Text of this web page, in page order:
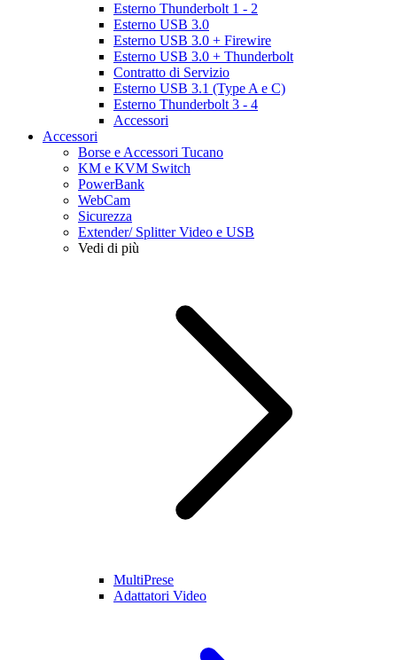
Esterno Thunderbolt 1 - 2
Esterno USB 3.0
Esterno USB 3.0 + Firewire
Esterno USB 3.0 + Thunderbolt
Contratto di Servizio
Esterno USB 3.1 (Type A e C)
Esterno Thunderbolt 3 - 4
Accessori
Accessori
Borse e Accessori Tucano
KM e KVM Switch
PowerBank
WebCam
Sicurezza
Extender/ Splitter Video e USB
Vedi di più
MultiPrese
Adattatori Video